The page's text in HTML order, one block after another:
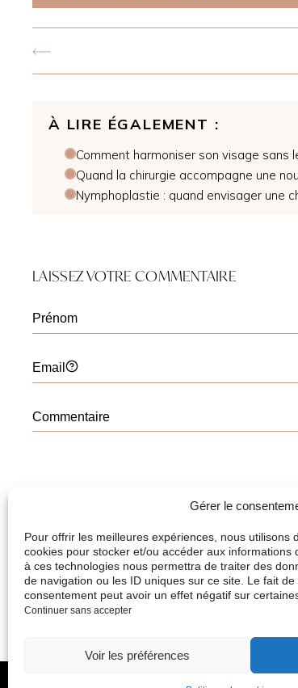
Gérer le
Pour offrir les meilleures expériences, nous utilisons
cookies pour stocker et/ou accéder aux informations
à ces technologies nous permettra de traiter des
de navigation ou les ID uniques sur ce site. Le fait
consentement peut avoir un effet négatif sur
Continuer sans accepter
Voir les préférences
À LIRE ÉGALEMENT :
Comment harmoniser son visage sans
Quand la chirurgie accompagne une
Nymphoplastie : quand envisager une
LAISSEZ VOTRE COMMENTAIRE